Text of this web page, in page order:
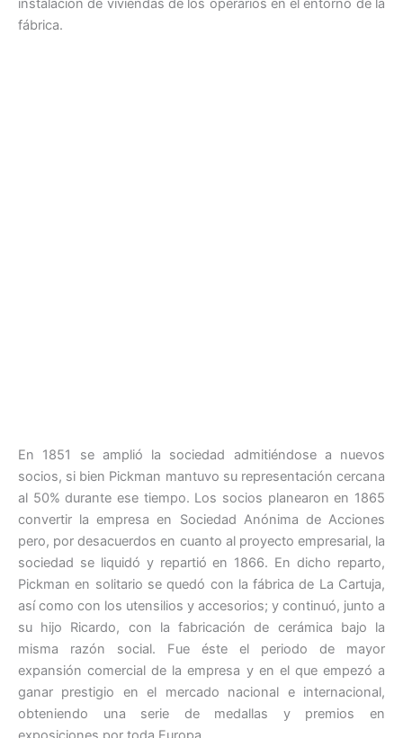
instalación de viviendas de los operarios en el entorno de la
fábrica.
En 1851 se amplió la sociedad admitiéndose a nuevos
socios, si bien Pickman mantuvo su representación cercana
al 50% durante ese tiempo. Los socios planearon en 1865
convertir la empresa en Sociedad Anónima de Acciones
pero, por desacuerdos en cuanto al proyecto empresarial, la
sociedad se liquidó y repartió en 1866. En dicho reparto,
Pickman en solitario se quedó con la fábrica de La Cartuja,
así como con los utensilios y accesorios; y continuó, junto a
su hijo Ricardo, con la fabricación de cerámica bajo la
misma razón social. Fue éste el periodo de mayor
expansión comercial de la empresa y en el que empezó a
ganar prestigio en el mercado nacional e internacional,
obteniendo una serie de medallas y premios en